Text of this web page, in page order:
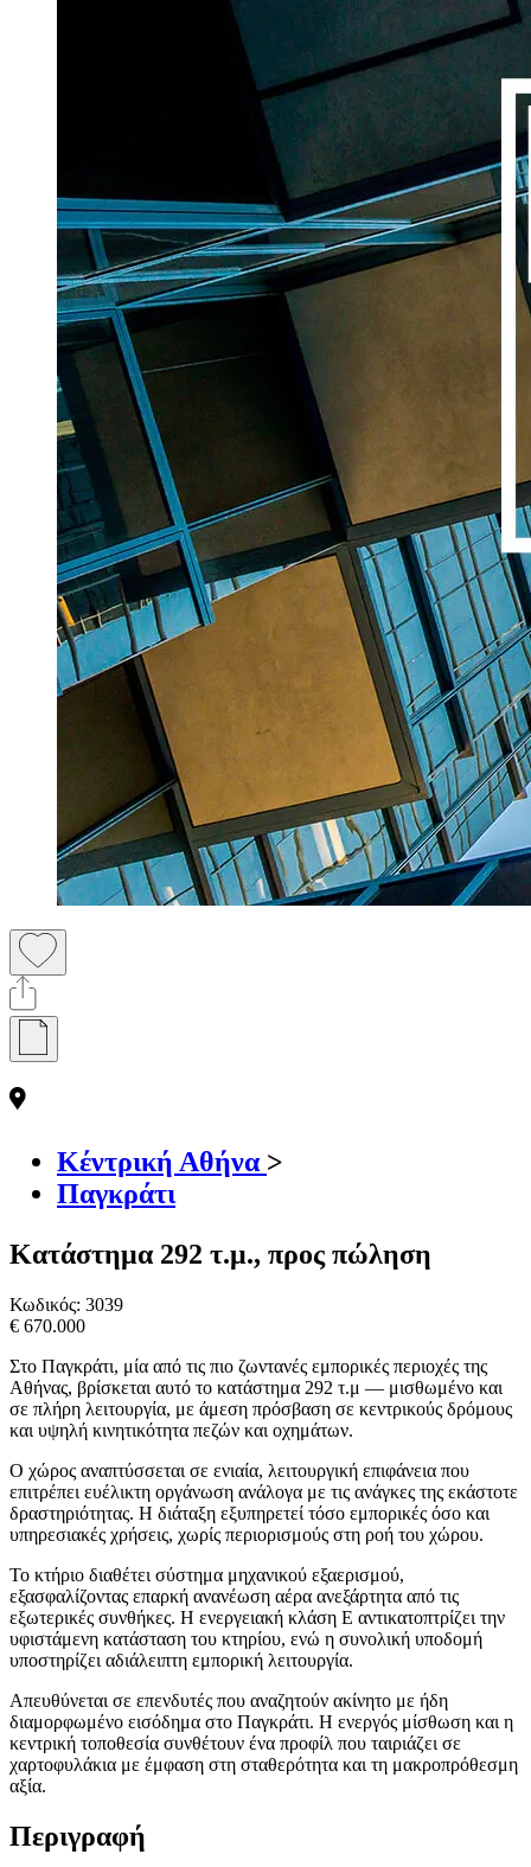
Κέντρική Αθήνα >
Παγκράτι
Κατάστημα 292 τ.μ., προς πώληση
Κωδικός: 3039
€ 670.000
Στο Παγκράτι, μία από τις πιο ζωντανές εμπορικές περιοχές της
Αθήνας, βρίσκεται αυτό το κατάστημα 292 τ.μ — μισθωμένο και
σε πλήρη λειτουργία, με άμεση πρόσβαση σε κεντρικούς δρόμους
και υψηλή κινητικότητα πεζών και οχημάτων.
Ο χώρος αναπτύσσεται σε ενιαία, λειτουργική επιφάνεια που
επιτρέπει ευέλικτη οργάνωση ανάλογα με τις ανάγκες της εκάστοτε
δραστηριότητας. Η διάταξη εξυπηρετεί τόσο εμπορικές όσο και
υπηρεσιακές χρήσεις, χωρίς περιορισμούς στη ροή του χώρου.
Το κτήριο διαθέτει σύστημα μηχανικού εξαερισμού,
εξασφαλίζοντας επαρκή ανανέωση αέρα ανεξάρτητα από τις
εξωτερικές συνθήκες. Η ενεργειακή κλάση Ε αντικατοπτρίζει την
υφιστάμενη κατάσταση του κτηρίου, ενώ η συνολική υποδομή
υποστηρίζει αδιάλειπτη εμπορική λειτουργία.
Απευθύνεται σε επενδυτές που αναζητούν ακίνητο με ήδη
διαμορφωμένο εισόδημα στο Παγκράτι. Η ενεργός μίσθωση και η
κεντρική τοποθεσία συνθέτουν ένα προφίλ που ταιριάζει σε
χαρτοφυλάκια με έμφαση στη σταθερότητα και τη μακροπρόθεσμη
αξία.
Περιγραφή